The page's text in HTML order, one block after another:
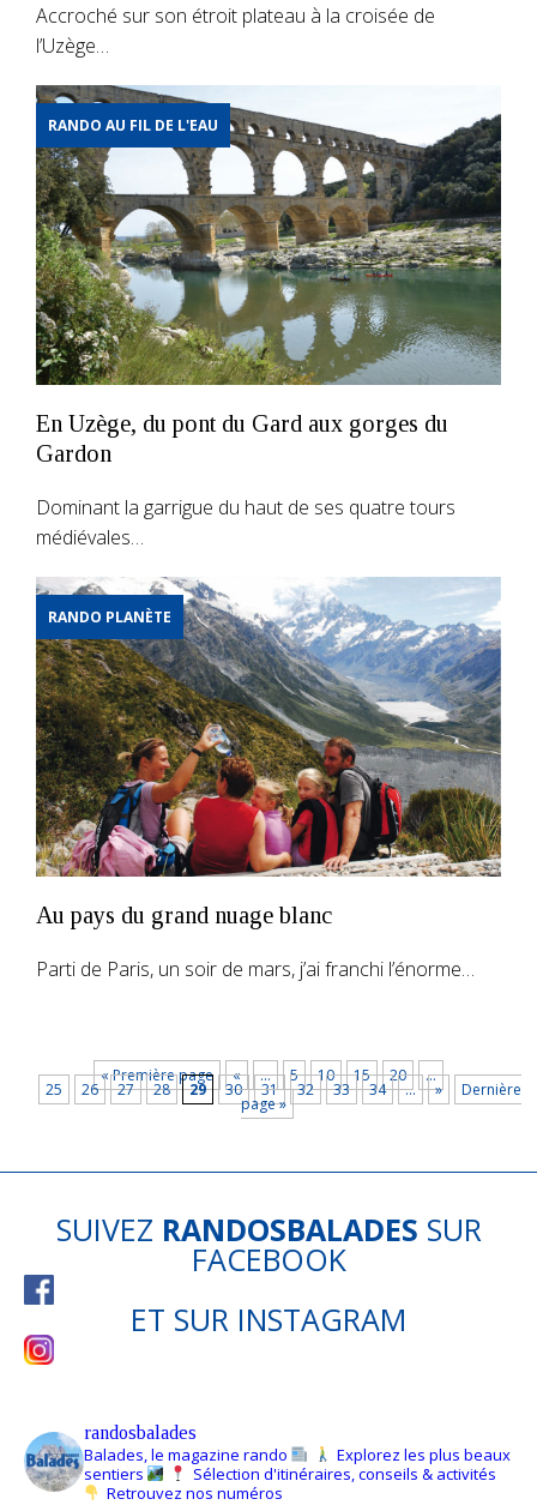
Accroché sur son étroit plateau à la croisée de
l’Uzège…
RANDO AU FIL DE L'EAU
En Uzège, du pont du Gard aux gorges du
Gardon
Dominant la garrigue du haut de ses quatre tours
médiévales…
RANDO PLANÈTE
Au pays du grand nuage blanc
Parti de Paris, un soir de mars, j’ai franchi l’énorme…
« Première page « … 5 10 15 20 …
25 26 27 28 29 30 31 32 33 34 … » Dernière
page »
SUIVEZ RANDOSBALADES SUR
FACEBOOK
ET SUR INSTAGRAM
randosbalades
Balades, le magazine rando
Explorez les plus beaux
sentiers
Sélection d'itinéraires, conseils & activités
Retrouvez nos numéros